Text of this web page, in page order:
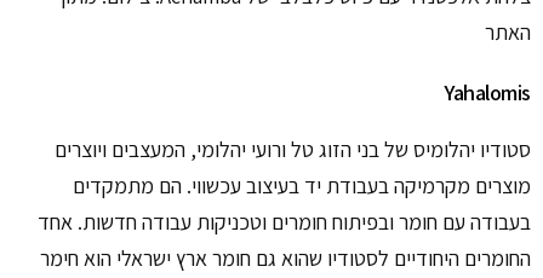
האתר
Yahalomis
סטודיו יהלומיס של בני הזוג טל ורועי יהלומי, המעצבים ויוצרים
מוצרים מקרמיקה בעבודת יד בעיצוב עכשווי. הם מתמקדים
בעבודה עם חומר ובפיתוח חומרים וטכניקות עבודה חדשות. אחד
החומרים היחודיים לסטודיו שהוא גם חומר ארץ ישראלי הוא חימר